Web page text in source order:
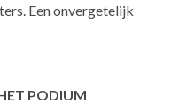
Een onvergetelijk
PODIUM